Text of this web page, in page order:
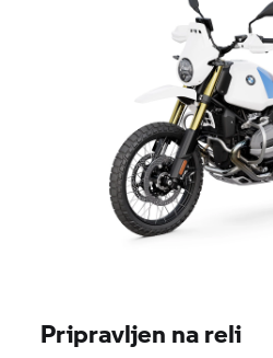
Pripravljen na reli